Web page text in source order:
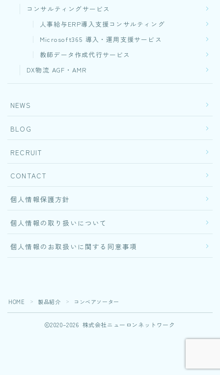
Follow Me
コンサルティングサービス
人事給与ERP導入支援コンサルティング
Microsoft365 導入・運用支援サービス
教師データ作成代行サービス
DX物流 AGF・AMR
NEWS
BLOG
RECRUIT
CONTACT
個人情報保護方針
個人情報の取り扱いについて
個人情報のお取扱いに関する同意事項
HOME ＞ 製品紹介 ＞ コンベアソーター
2020–2026 株式会社ニューロンネットワーク